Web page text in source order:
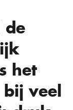
de
het
veel